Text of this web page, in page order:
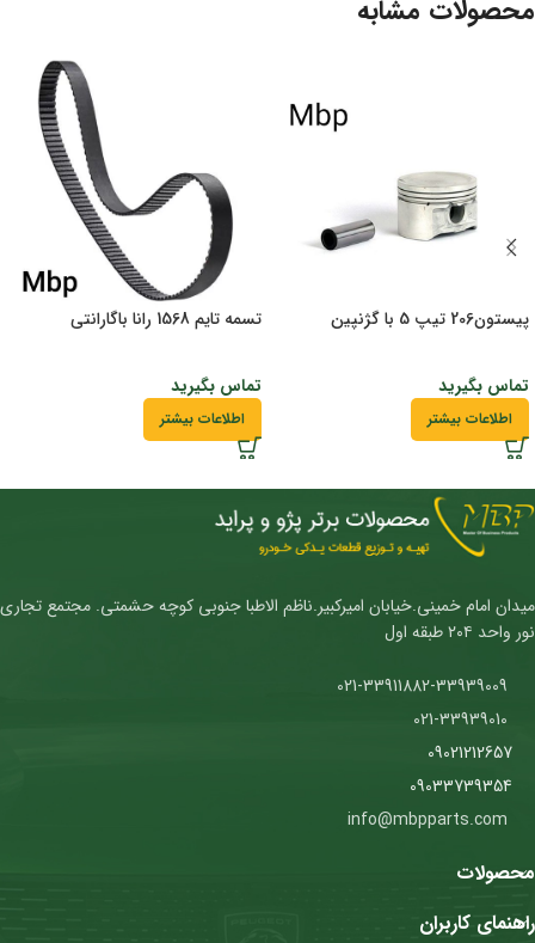
محصولات مشابه
پیستون206 تیپ 5 با گژنپین
تماس بگیرید
اطلاعات بیشتر
تسمه تایم 1568 رانا باگارانتی
تماس بگیرید
اطلاعات بیشتر
میدان امام خمینی.خیابان امیرکبیر.ناظم الاطبا جنوبی کوچه حشمتی. مجتمع تجاری
نور واحد ۲۰۴ طبقه اول
09021212657
09033739354
محصولات
راهنمای کاربران